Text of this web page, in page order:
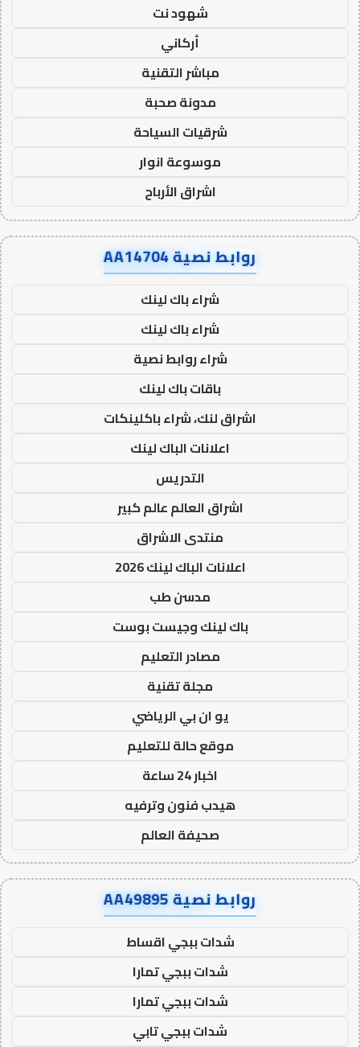
شهود نت
أركاني
مباشر التقنية
مدونة صحبة
شرقيات السياحة
موسوعة انوار
اشراق الأرباح
روابط نصية AA14704
شراء باك لينك
شراء باك لينك
شراء روابط نصية
باقات باك لينك
اشراق لنك، شراء باكلينكات
اعلانات الباك لينك
التدريس
اشراق العالم عالم كبير
منتدى الاشراق
اعلانات الباك لينك 2026
مدسن طب
باك لينك وجيست بوست
مصادر التعليم
مجلة تقنية
يو ان بي الرياضي
موقع حالة للتعليم
اخبار 24 ساعة
هيدب فنون وترفيه
صحيفة العالم
روابط نصية AA49895
شدات ببجي اقساط
شدات ببجي تمارا
شدات ببجي تمارا
شدات ببجي تابي